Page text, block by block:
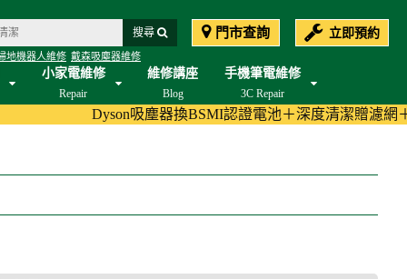
門市查詢 立即預約
搜尋
地機器人維修 戴森吸塵器維修
小家電維修
Repair
維修講座
Blog
手機筆電維修
3C Repair
Dyson吸塵器換BSMI認證電池＋深度清潔贈濾網＋加碼至180